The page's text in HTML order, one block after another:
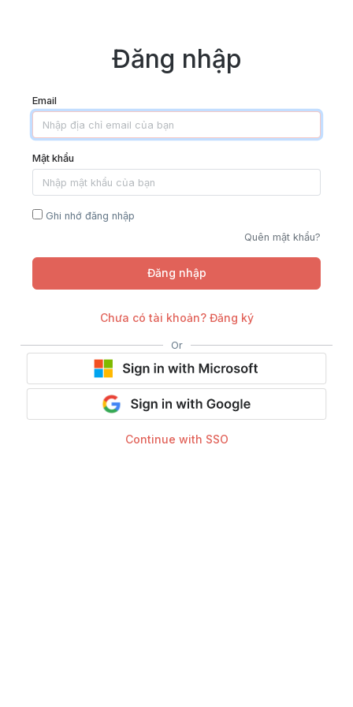
Đăng nhập
Email
Mật khẩu
Ghi nhớ đăng nhập
Quên mật khẩu?
Chưa có tài khoản? Đăng ký
Or
Continue with SSO